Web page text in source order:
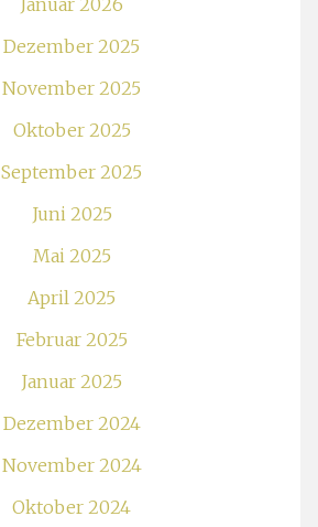
Januar 2026
Dezember 2025
November 2025
Oktober 2025
September 2025
Juni 2025
Mai 2025
April 2025
Februar 2025
Januar 2025
Dezember 2024
November 2024
Oktober 2024